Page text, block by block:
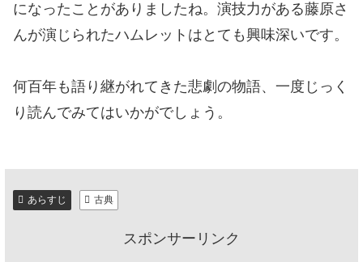
になったことがありましたね。演技力がある藤原さ
んが演じられたハムレットはとても興味深いです。
何百年も語り継がれてきた悲劇の物語、一度じっく
り読んでみてはいかがでしょう。
あらすじ 古典
スポンサーリンク